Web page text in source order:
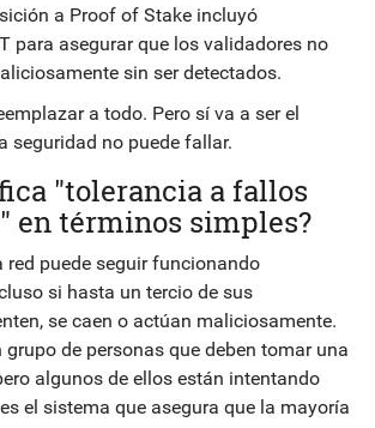
a Proof of Stake incluyó
para asegurar que los validadores no
sin ser detectados.
a todo. Pero sí va a ser el
seguridad no puede fallar.
"tolerancia a fallos
en términos simples?
red puede seguir funcionando
si hasta un tercio de sus
se caen o actúan maliciosamente.
grupo de personas que deben tomar una
algunos de ellos están intentando
el sistema que asegura que la mayoría